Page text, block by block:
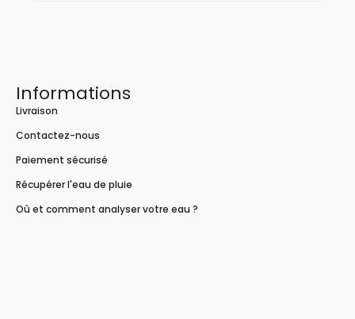
Informations
Livraison
Contactez-nous
Paiement sécurisé
Récupérer l'eau de pluie
Où et comment analyser votre eau ?